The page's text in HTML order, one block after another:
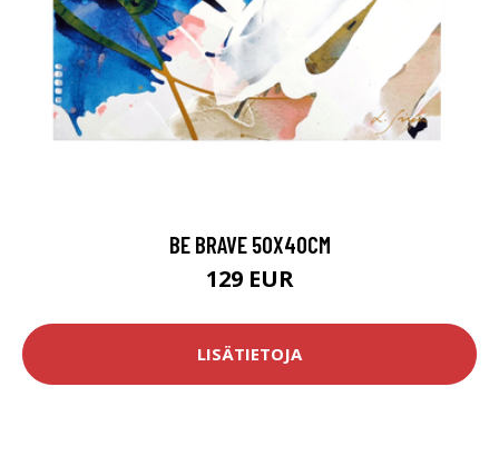
BE BRAVE 50X40CM
129 EUR
LISÄTIETOJA